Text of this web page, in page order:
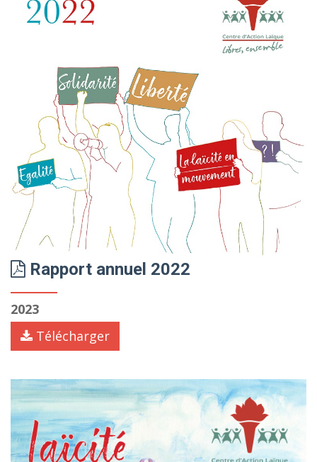
Rapport annuel 2022
2023
Télécharger